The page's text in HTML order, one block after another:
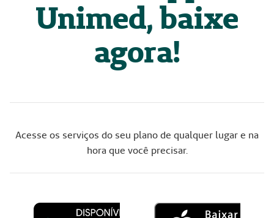
Unimed, baixe
agora!
Acesse os serviços do seu plano de qualquer lugar e na
hora que você precisar.